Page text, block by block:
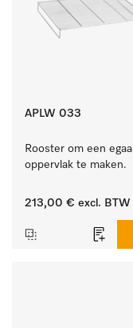
APLW 033
Rooster om een egaal
oppervlak te maken.
213,00 € excl. BTW